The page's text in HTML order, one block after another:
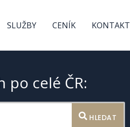
SLUŽBY CENÍK KONTAKT
po celé ČR:
HLEDAT